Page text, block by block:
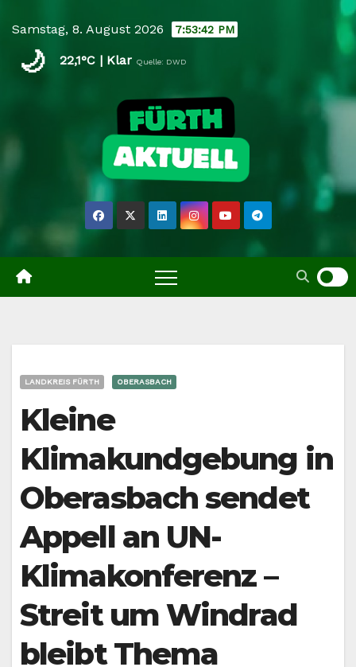
content
Samstag, 8. August 2026 7:53:43 PM
🌙 22,1°C | Klar Quelle: DWD
LANDKREIS FÜRTH OBERASBACH
Kleine
Klimakundgebung in
Oberasbach sendet
Appell an UN-
Klimakonferenz –
Streit um Windrad
bleibt Thema